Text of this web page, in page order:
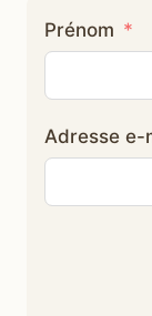
Prénom
Adresse e-